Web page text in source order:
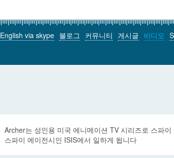
English via skype 블로그 커뮤니티 게시글 비디오
Archer는 성인용 미국 에니메이션 TV 시리즈로 스파
스파이 에이전시인 ISIS에서 일하게 됩니다